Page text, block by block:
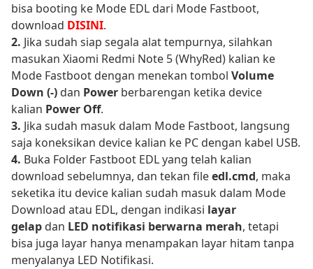
bisa booting ke Mode EDL dari Mode Fastboot,
download DISINI.
2. Jika sudah siap segala alat tempurnya, silahkan
masukan Xiaomi Redmi Note 5 (WhyRed) kalian ke
Mode Fastboot dengan menekan tombol Volume
Down (-) dan Power berbarengan ketika device
kalian Power Off.
3. Jika sudah masuk dalam Mode Fastboot, langsung
saja koneksikan device kalian ke PC dengan kabel USB.
4. Buka Folder Fastboot EDL yang telah kalian
download sebelumnya, dan tekan fileedl.cmd, maka
seketika itu device kalian sudah masuk dalam Mode
Download atau EDL, dengan indikasi layar
gelap dan LED notifikasi berwarna merah, tetapi
bisa juga layar hanya menampakan layar hitam tanpa
menyalanya LED Notifikasi.